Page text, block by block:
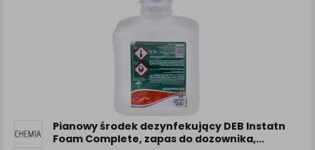
Pianowy środek dezynfekujący DEB Instatn
Foam Complete, zapas do dozownika,...